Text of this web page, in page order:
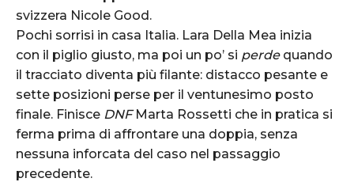
svizzera Nicole Good.
Pochi sorrisi in casa Italia. Lara Della Mea inizia
con il piglio giusto, ma poi un po’ si perdequando
il tracciato diventa più filante: distacco pesante e
sette posizioni perse per il ventunesimo posto
finale. Finisce DNFMarta Rossetti che in pratica si
ferma prima di affrontare una doppia, senza
nessuna inforcata del caso nel passaggio
precedente.